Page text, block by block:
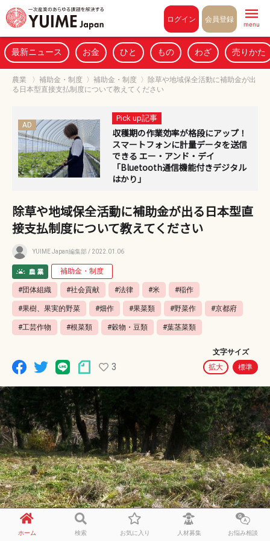
ログイン 会員登録
menu
最新ニュース お金 ひと もの わざ 売りかた
農業 〉 補助金・制度 〉 補助金・制度 〉
除草や地域保全活動に補助金が出
る日本型直接支払制度について教えてください
AD
Pick up記事
収穫期の作業効率が格段にアップ！
スマートフォンに計量データを送信
できる エー・アンド・デイ
「Bluetooth通信機能付きデジタル
はかり」
除草や地域保全活動に補助金が出る日本型直
接支払制度について教えてください
YUIME Japan編集部 / 2022.01.06
補助金・制度
#団体組織 #社会貢献 #法律 #米 #稲作
#果樹、果実的野菜 #畑作 #果菜類 #野菜作 #京都府
#工芸作物 #根菜類 #穀物・豆類 #葉茎菜類
3
文字サイズ
拡大
標準
ホーム 検索 お気に入り 人材募集 お悩み相談